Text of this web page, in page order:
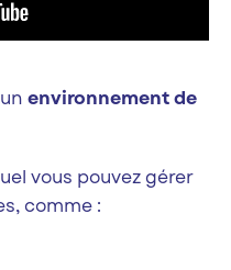
environnement de
vous pouvez gérer
comme :